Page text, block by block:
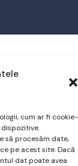
cum ar fi cookie-
să procesăm date,
pe acest site. Dacă
dat poate avea